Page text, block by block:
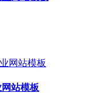
站模板